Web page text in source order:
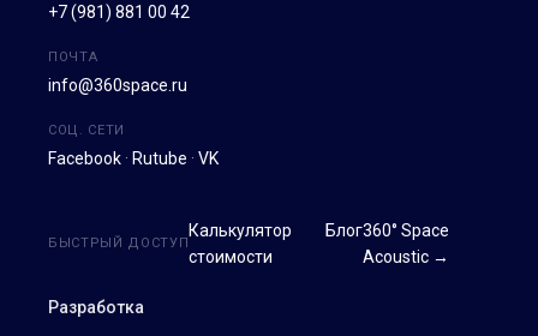
+7 (981) 881 00 42
ПОЧТА
info@360space.ru
СОЦ. СЕТИ
Facebook · Rutube · VK
Разработка
БЫСТРЫЙ ДОСТУП
Калькулятор
стоимости
Блог360° Space
Acoustic →